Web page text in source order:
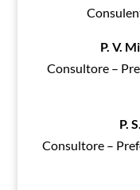
P. V.
Consultore –
P.
Consultore –